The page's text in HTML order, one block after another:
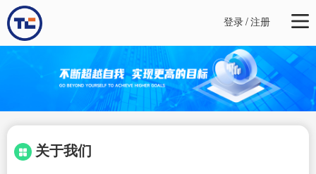
登录/注册
关于我们